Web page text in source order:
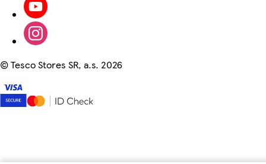
©Tesco Stores SR, a.s. 2026